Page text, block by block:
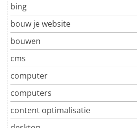
bing
bouw je website
bouwen
cms
computer
computers
content optimalisatie